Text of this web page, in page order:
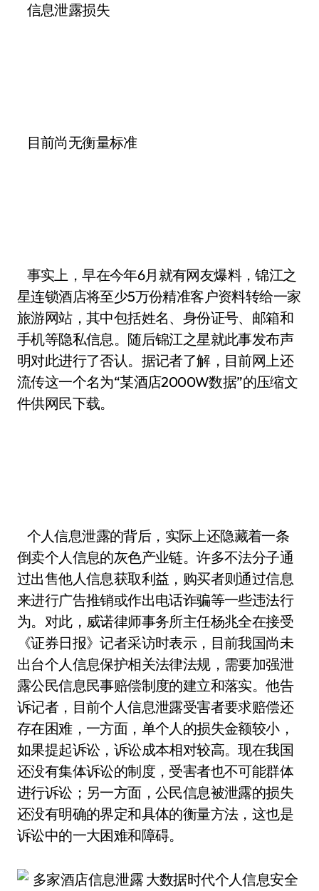
信息泄露损失
目前尚无衡量标准
事实上，早在今年6月就有网友爆料，锦江之
星连锁酒店将至少5万份精准客户资料转给一家
旅游网站，其中包括姓名、身份证号、邮箱和
手机等隐私信息。随后锦江之星就此事发布声
明对此进行了否认。据记者了解，目前网上还
流传这一个名为“某酒店2000W数据”的压缩文
件供网民下载。
个人信息泄露的背后，实际上还隐藏着一条
倒卖个人信息的灰色产业链。许多不法分子通
过出售他人信息获取利益，购买者则通过信息
来进行广告推销或作出电话诈骗等一些违法行
为。对此，威诺律师事务所主任杨兆全在接受
《证券日报》记者采访时表示，目前我国尚未
出台个人信息保护相关法律法规，需要加强泄
露公民信息民事赔偿制度的建立和落实。他告
诉记者，目前个人信息泄露受害者要求赔偿还
存在困难，一方面，单个人的损失金额较小，
如果提起诉讼，诉讼成本相对较高。现在我国
还没有集体诉讼的制度，受害者也不可能群体
进行诉讼；另一方面，公民信息被泄露的损失
还没有明确的界定和具体的衡量方法，这也是
诉讼中的一大困难和障碍。